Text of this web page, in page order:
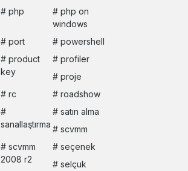
php
php on
windows
port
powershell
product
key
profiler
proje
rc
roadshow
sanallaştırma
satın alma
scvmm
scvmm
2008 r2
seçenek
selçuk